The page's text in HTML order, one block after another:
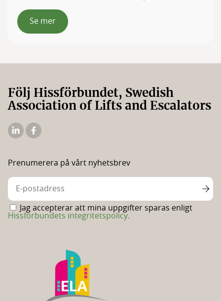
Se mer
Följ Hissförbundet, Swedish
Association of Lifts and Escalators
Prenumerera på vårt nyhetsbrev
Jag accepterar att mina uppgifter sparas enligt
Hissförbundets integritetspolicy.